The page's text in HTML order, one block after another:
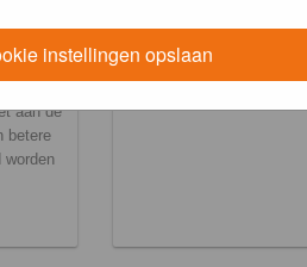
instellingen opslaan
aan de
betere
worden